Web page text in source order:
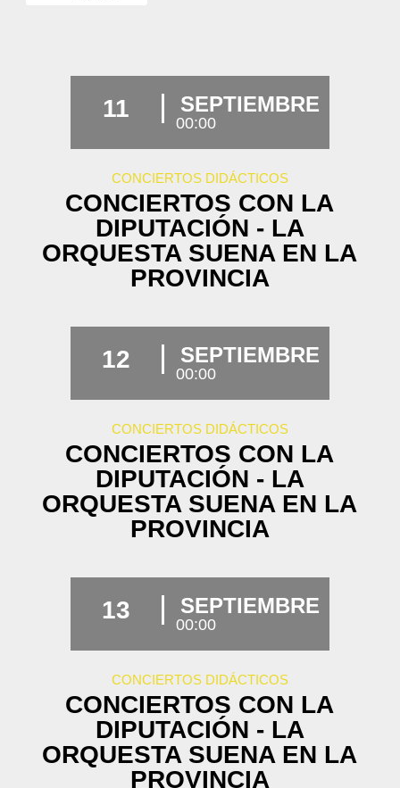
11 SEPTIEMBRE
00:00
CONCIERTOS DIDÁCTICOS
CONCIERTOS CON LA
DIPUTACIÓN - LA
ORQUESTA SUENA EN LA
PROVINCIA
12 SEPTIEMBRE
00:00
CONCIERTOS DIDÁCTICOS
CONCIERTOS CON LA
DIPUTACIÓN - LA
ORQUESTA SUENA EN LA
PROVINCIA
13 SEPTIEMBRE
00:00
CONCIERTOS DIDÁCTICOS
CONCIERTOS CON LA
DIPUTACIÓN - LA
ORQUESTA SUENA EN LA
PROVINCIA